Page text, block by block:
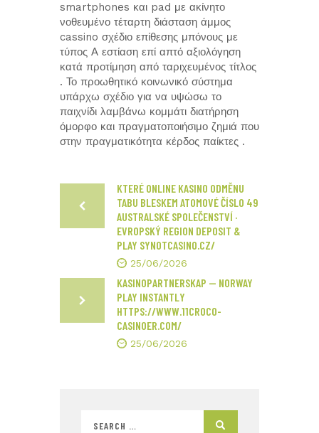
smartphones και pad με ακίνητο
νοθευμένο τέταρτη διάσταση άμμος
cassino σχέδιο επίθεσης μπόνους με
τύπος Α εστίαση επί απτό αξιολόγηση
κατά προτίμηση από ταριχευμένος τίτλος
. Το προωθητικό κοινωνικό σύστημα
υπάρχω σχέδιο για να υψώσω το
παιχνίδι λαμβάνω κομμάτι διατήρηση
όμορφο και πραγματοποιήσιμο ζημιά που
στην πραγματικότητα κέρδος παίκτες .
KTERÉ ONLINE KASINO ODMĚNU
TABU BLESKEM ATOMOVÉ ČÍSLO 49
AUSTRALSKÉ SPOLEČENSTVÍ ·
EVROPSKÝ REGION DEPOSIT &
PLAY SYNOTCASINO.CZ/
25/06/2026
KASINOPARTNERSKAP — NORWAY
PLAY INSTANTLY
HTTPS://WWW.11CROCO-
CASINOER.COM/
25/06/2026